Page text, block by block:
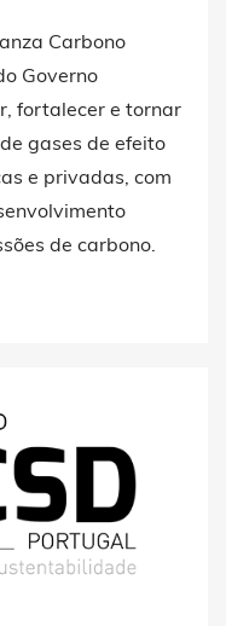
Carbono
Governo
fortalecer e tornar
gases de efeito
e privadas, com
de carbono.